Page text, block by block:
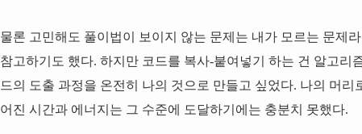
물론 고민해도 풀이법이 보이지 않는 문제는 내가 모르는 문제
참고하기도 했다. 하지만 코드를 복사-붙여넣기 하는 건 알고리
드의 도출 과정을 온전히 나의 것으로 만들고 싶었다. 나의 머
어진 시간과 에너지는 그 수준에 도달하기에는 충분치 못했다.